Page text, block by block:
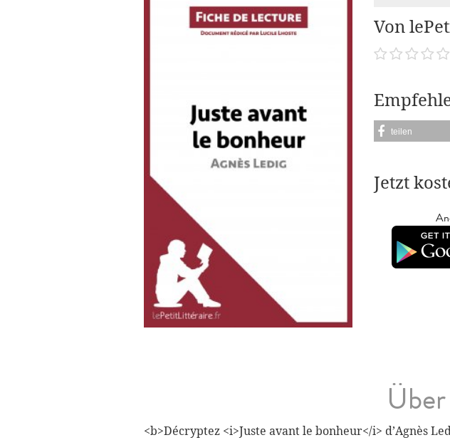
Von
teilen
Jetzt
<b>Décryptez <i>Juste avant le bonheur</i> d’Agnès